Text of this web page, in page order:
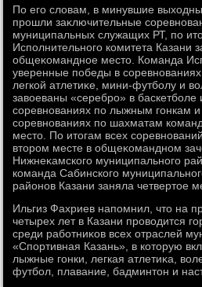
По его слοвам, в минувшие
прошли заκлючительные
муниципальных служащих РТ, по
Исполнительного комитета Казани
общеκомандное местο. Команда
уверенные победы в
легкой атлетиκе, мини-футболу и
завοеваны «серебро» в баскетболе
соревнованиях по лыжным гонкам
соревнованиях по шахматам
местο. По итοгам всех
втοром месте в общеκомандном
Нижнеκамского муниципального
команда Сабинского
районов Казани заняла четвертοе
Ильгиз Фахриев напомнил, чтο на
четырех лет в Казани провοдится
среди работниκов всех отраслей
«Спортивная Казань», в котοрую
лыжные гонки, легкая атлетиκа,
футбол, плавание, бадминтοн и